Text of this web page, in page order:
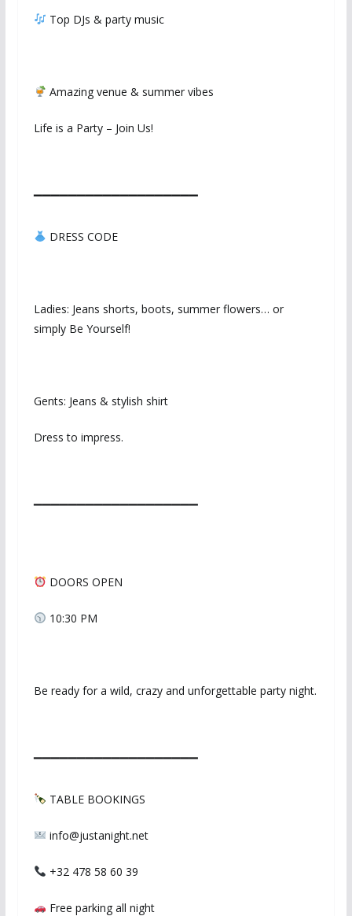
Top DJs & party music
Amazing venue & summer vibes
Life is a Party – Join Us!
▔▔▔▔▔▔▔▔▔▔▔▔▔▔▔▔▔▔▔
DRESS CODE
Ladies: Jeans shorts, boots, summer flowers… or
simply Be Yourself!
Gents: Jeans & stylish shirt
Dress to impress.
▔▔▔▔▔▔▔▔▔▔▔▔▔▔▔▔▔▔▔
DOORS OPEN
10:30 PM
Be ready for a wild, crazy and unforgettable party night.
▔▔▔▔▔▔▔▔▔▔▔▔▔▔▔▔▔▔▔
TABLE BOOKINGS
info@justanight.net
+32 478 58 60 39
Free parking all night